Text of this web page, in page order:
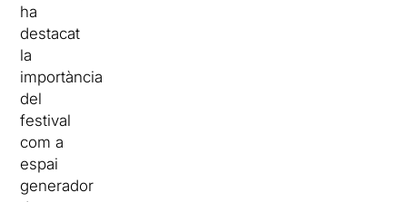
ha
destacat
la
importància
del
festival
com a
espai
generador